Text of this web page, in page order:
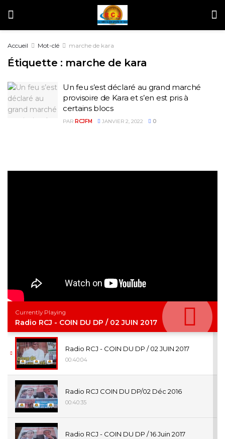
Accueil Mot-clé marche de kara
Étiquette : marche de kara
Un feu s’est déclaré au grand marché
provisoire de Kara et s’en est pris à
certains blocs
PAR RCJFM JANVIER 2, 2022 0
Currently Playing
Radio RCJ - COIN DU DP / 02 JUIN 2017
Radio RCJ - COIN DU DP / 02 JUIN 2017
00:40:04
Radio RCJ COIN DU DP/02 Déc 2016
00:40:35
Radio RCJ - COIN DU DP / 16 Juin 2017